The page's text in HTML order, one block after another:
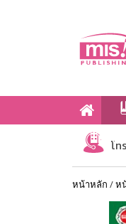
เกี่
โ
หน้าหลัก /ห